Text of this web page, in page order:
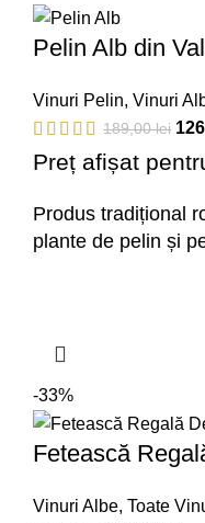
Pelin Alb din
Vinuri Pelin, Vinuri
189,00lei
Preț afișat
Produs tradițional
plante de pelin și
-33%
Fetească
Vinuri Albe, Toate